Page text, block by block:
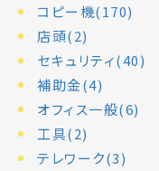
コピー機(170)
店頭(2)
セキュリティ(40)
補助金(4)
オフィス一般(6)
工具(2)
テレワーク(3)